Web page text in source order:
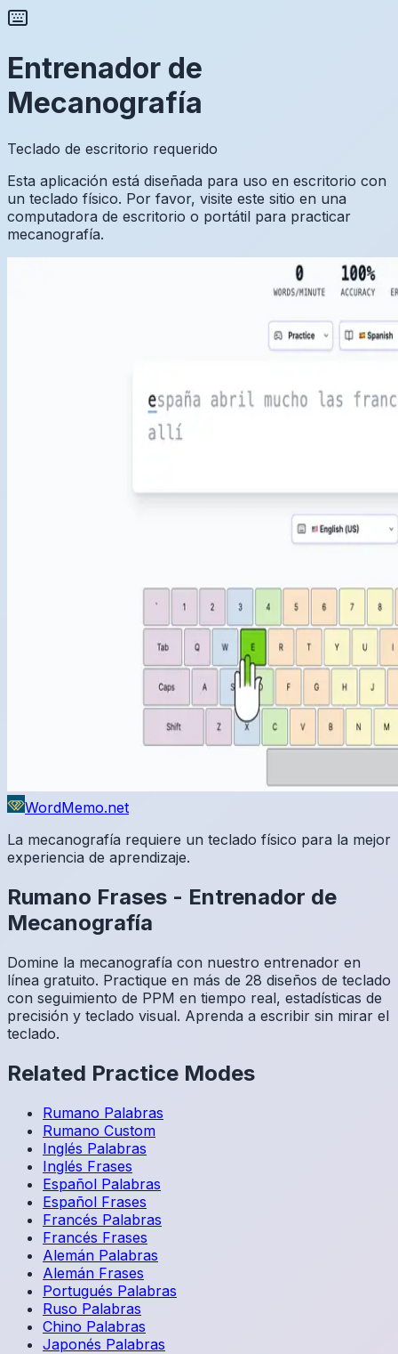
Entrenador de
Mecanografía
Teclado de escritorio requerido
Esta aplicación está diseñada para uso en escritorio con
un teclado físico. Por favor, visite este sitio en una
computadora de escritorio o portátil para practicar
mecanografía.
WordMemo.net
La mecanografía requiere un teclado físico para la mejor
experiencia de aprendizaje.
Rumano Frases - Entrenador de
Mecanografía
Domine la mecanografía con nuestro entrenador en
línea gratuito. Practique en más de 28 diseños de teclado
con seguimiento de PPM en tiempo real, estadísticas de
precisión y teclado visual. Aprenda a escribir sin mirar el
teclado.
Related Practice Modes
Rumano Palabras
Rumano Custom
Inglés Palabras
Inglés Frases
Español Palabras
Español Frases
Francés Palabras
Francés Frases
Alemán Palabras
Alemán Frases
Portugués Palabras
Ruso Palabras
Chino Palabras
Japonés Palabras